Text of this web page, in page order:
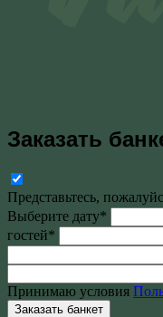
Заказать
Представьтесь,
Выберите дату*
гостей*
Принимаю условия
Заказать банкет